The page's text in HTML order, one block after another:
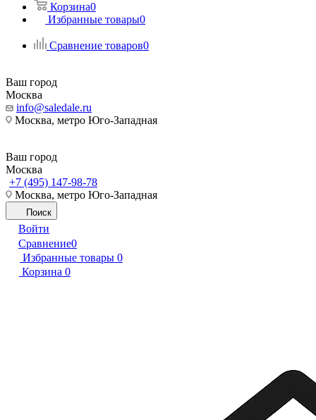
Корзина0
Избранные товары0
Сравнение товаров0
Ваш город
Москва
info@saledale.ru
Москва, метро Юго-Западная
Ваш город
Москва
+7 (495) 147-98-78
Москва, метро Юго-Западная
Поиск
Войти
Сравнение0
Избранные товары 0
Корзина 0